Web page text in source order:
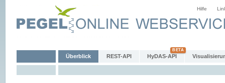
Hilfe
Überblick REST-API HyDAS-API